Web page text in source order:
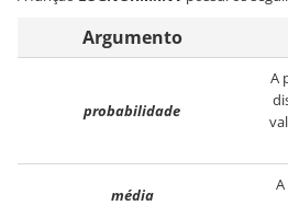
Argumento
probabilidade
A
média